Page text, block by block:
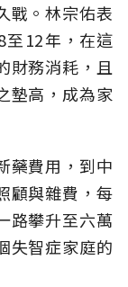
戰。林宗佑表
至12年，在這
財務消耗，且
墊高，成為家
藥費用，到中
顧與雜費，每
路攀升至六萬
失智症家庭的